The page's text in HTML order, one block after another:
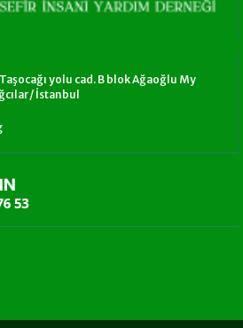
yolu cad. B blok Ağaoğlu My
İstanbul